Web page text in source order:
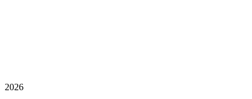
2026